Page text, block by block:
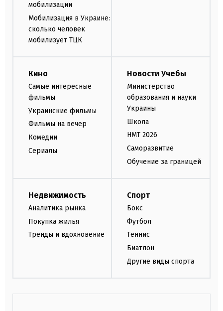
мобилизации
Мобилизация в Украине:
сколько человек
мобилизует ТЦК
Кино
Самые интересные
фильмы
Украинские фильмы
Фильмы на вечер
Комедии
Сериалы
Новости Учебы
Министерство
образования и науки
Украины
Школа
НМТ 2026
Саморазвитие
Обучение за границей
Недвижимость
Аналитика рынка
Покупка жилья
Тренды и вдохновение
Спорт
Бокс
Футбол
Теннис
Биатлон
Другие виды спорта